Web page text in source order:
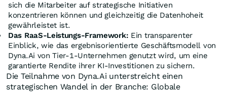
sich die Mitarbeiter auf strategische Initiativen
konzentrieren können und gleichzeitig die Datenhoheit
gewährleistet ist.
Das RaaS-Leistungs-Framework: Ein transparenter
Einblick, wie das ergebnisorientierte Geschäftsmodell von
Dyna.Ai von Tier-1-Unternehmen genutzt wird, um eine
garantierte Rendite ihrer KI-Investitionen zu sichern.
Die Teilnahme von Dyna.Ai unterstreicht einen
strategischen Wandel in der Branche: Globale